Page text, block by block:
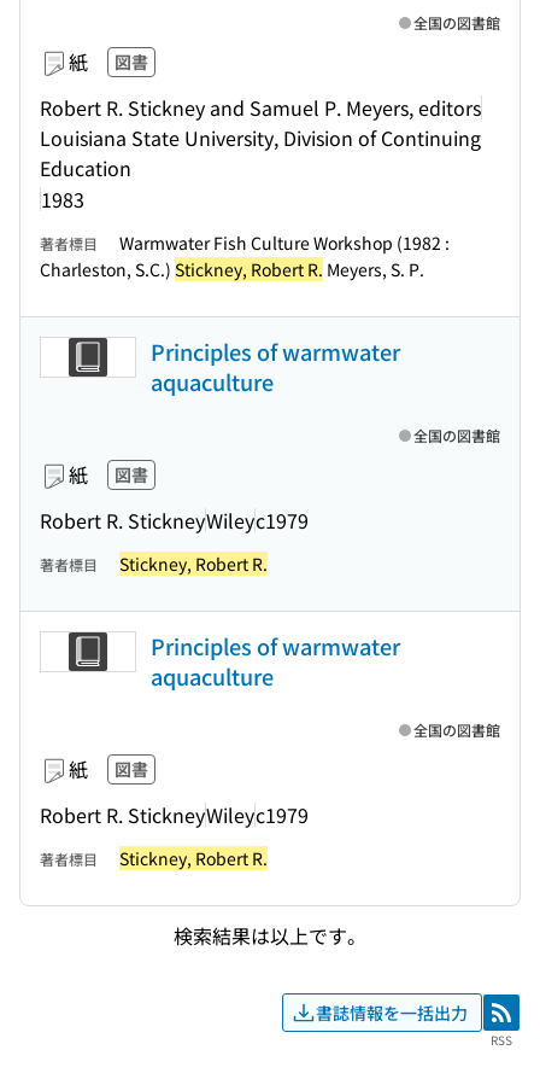
紙 図書
Robert R. Stickney and Samuel P. Meyers, editors
Louisiana State University, Division of Continuing
Education
1983
全国の図書館
著者標目
Warmwater Fish Culture Workshop (1982 :
Charleston, S.C.) Stickney, Robert R. Meyers, S. P.
Principles of warmwater
aquaculture
紙 図書
Robert R. StickneyWileyc1979
全国の図書館
著者標目 Stickney, Robert R.
Principles of warmwater
aquaculture
紙 図書
Robert R. StickneyWileyc1979
全国の図書館
著者標目 Stickney, Robert R.
検索結果は以上です。
書誌情報を一括出力 RSS
RSS